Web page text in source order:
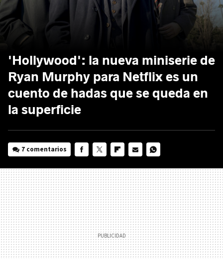
'Hollywood': la nueva miniserie de
Ryan Murphy para Netflix es un
cuento de hadas que se queda en
la superficie
7 comentarios
MAIL